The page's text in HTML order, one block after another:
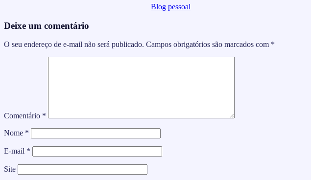
Blog pessoal
Deixe um comentário
O seu endereço de e-mail não será publicado. Campos obrigatórios são marcados com *
Comentário *
Nome *
E-mail *
Site